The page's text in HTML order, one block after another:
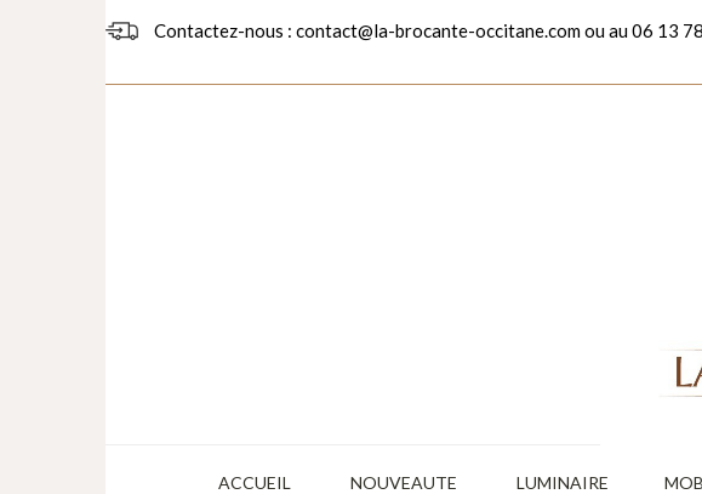
Contactez-nous : contact@la-brocante-occitane.com ou au 06 13
ACCUEIL NOUVEAUTE LUMINAIRE